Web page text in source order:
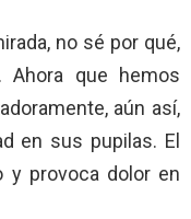
no sé por qué,
que hemos
aún así,
en sus pupilas. El
y provoca dolor en